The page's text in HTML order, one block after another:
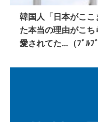
韓国人「日本がここ
た本当の理由がこ
愛されてた…（ﾌﾞﾙﾌ